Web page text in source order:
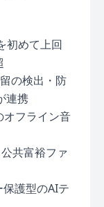
初めて上回
の検出・防
連携
フライン音
共富裕ファ
護型のAIテ